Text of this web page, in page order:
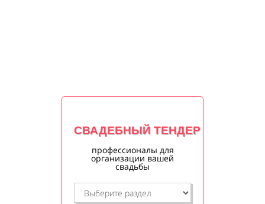
СВАДЕБНЫЙ ТЕНДЕР
профессионалы для
организации вашей
свадьбы